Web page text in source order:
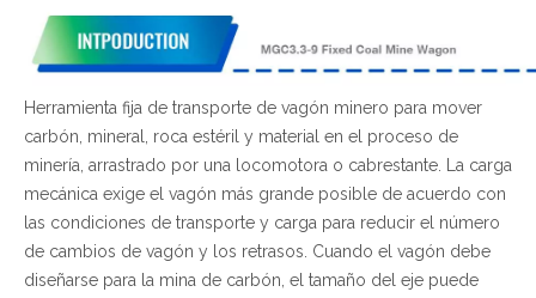
Herramienta fija de transporte de vagón minero para mover
carbón, mineral, roca estéril y material en el proceso de
minería, arrastrado por una locomotora o cabrestante.
La carga
mecánica exige el vagón más grande posible de acuerdo con
las condiciones de transporte y carga para reducir el número
de cambios de vagón y los retrasos. Cuando el vagón debe
diseñarse para la mina de carbón, el tamaño del eje puede